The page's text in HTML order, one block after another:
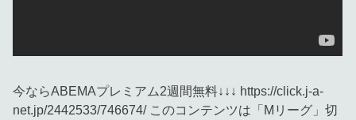
今ならABEMAプレミアム2週間無料↓↓↓ https://click.j-a-
net.jp/2442533/746674/ このコンテンツは「Mリーグ」切